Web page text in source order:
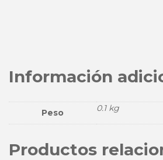
Información
Peso 0.1 kg
Productos